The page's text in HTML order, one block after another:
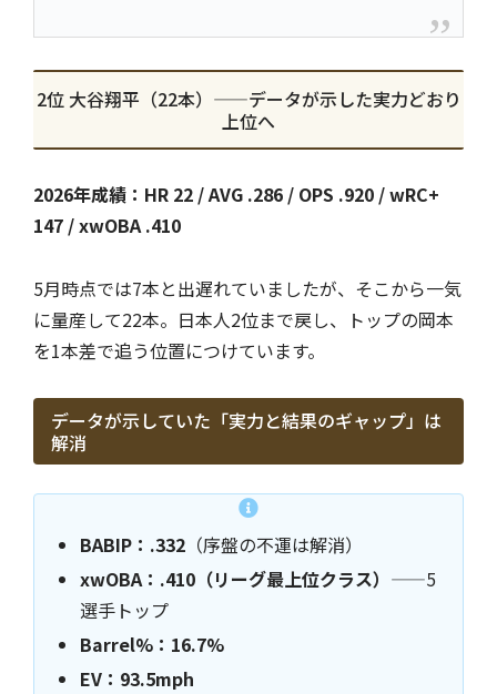
2位 大谷翔平（22本）——データが示した実力どおり
上位へ
2026年成績：HR 22 / AVG .286 / OPS .920 / wRC+
147 / xwOBA .410
5月時点では7本と出遅れていましたが、そこから一気
に量産して22本。日本人2位まで戻し、トップの岡本
を1本差で追う位置につけています。
データが示していた「実力と結果のギャップ」は
解消
BABIP：.332 （序盤の不運は解消）
xwOBA：.410（リーグ最上位クラス） ——5
選手トップ
Barrel%：16.7%
EV：93.5mph